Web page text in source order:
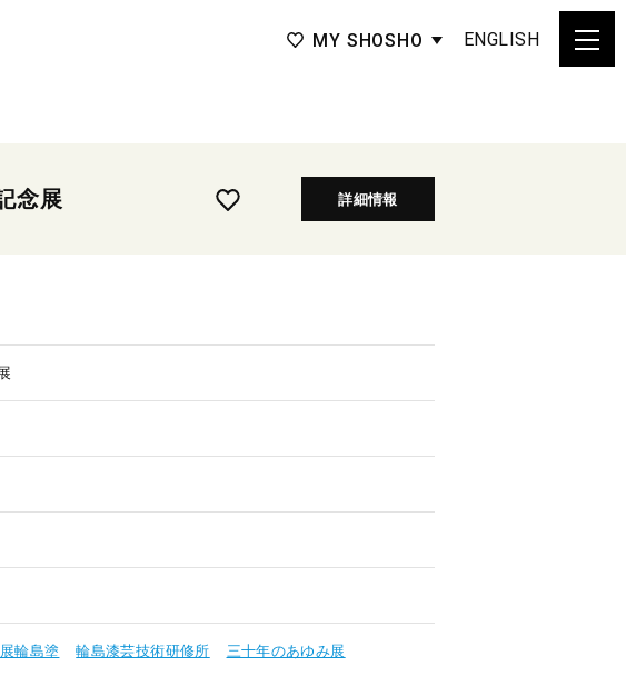
MY SHOSHO ENGLISH
念展 詳細情報
輪島塗 輪島漆芸技術研修所
三十年のあゆみ展